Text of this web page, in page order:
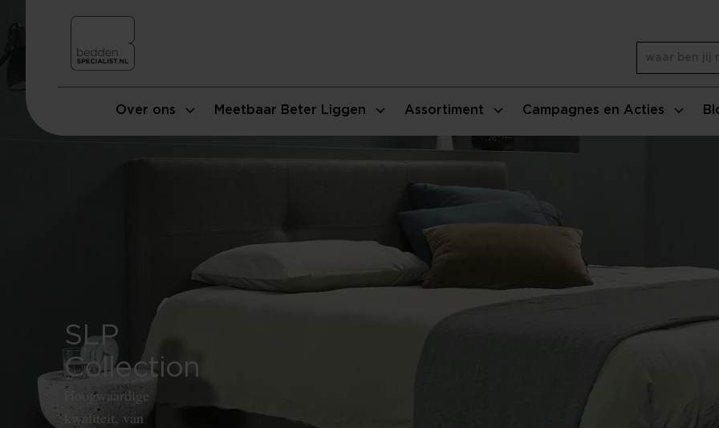
Over ons Meetbaar Beter Liggen Assortiment Campagnes en Acties
SLP
Collection
Hoogwaardige
kwaliteit, van